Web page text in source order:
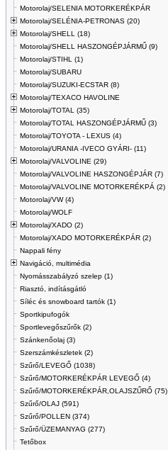
Motorolaj/SELENIA MOTORKERÉKPÁR
Motorolaj/SELÉNIA-PETRONAS (20)
Motorolaj/SHELL (18)
Motorolaj/SHELL HASZONGÉPJÁRMŰ (9)
Motorolaj/STIHL (1)
Motorolaj/SUBARU
Motorolaj/SUZUKI-ECSTAR (8)
Motorolaj/TEXACO HAVOLINE
Motorolaj/TOTAL (35)
Motorolaj/TOTAL HASZONGÉPJÁRMŰ (3)
Motorolaj/TOYOTA - LEXUS (4)
Motorolaj/URANIA -IVECO GYÁRI- (11)
Motorolaj/VALVOLINE (29)
Motorolaj/VALVOLINE HASZONGÉPJÁR (7)
Motorolaj/VALVOLINE MOTORKERÉKPÁ (2)
Motorolaj/VW (4)
Motorolaj/WOLF
Motorolaj/XADO (2)
Motorolaj/XADO MOTORKERÉKPÁR (2)
Nappali fény
Navigáció, multimédia
Nyomásszabályzó szelep (1)
Riasztó, indításgátló
Síléc és snowboard tartók (1)
Sportkipufogók
Sportlevegőszűrők (2)
Szánkenőolaj (3)
Szerszámkészletek (2)
Szűrő/LEVEGŐ (1038)
Szűrő/MOTORKERÉKPÁR LEVEGŐ (4)
Szűrő/MOTORKERÉKPÁR,OLAJSZŰRŐ (75)
Szűrő/OLAJ (591)
Szűrő/POLLEN (374)
Szűrő/ÜZEMANYAG (277)
Tetőbox